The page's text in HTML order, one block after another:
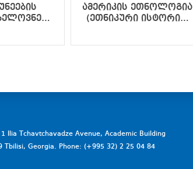
ამერიკის ეთნოლოგია
(ეთნიკური ისტორია,
Ilia Tchavtchavadze Avenue, Academic Building
Tbilisi, Georgia. Phone: (+995 32) 2 25 04 84